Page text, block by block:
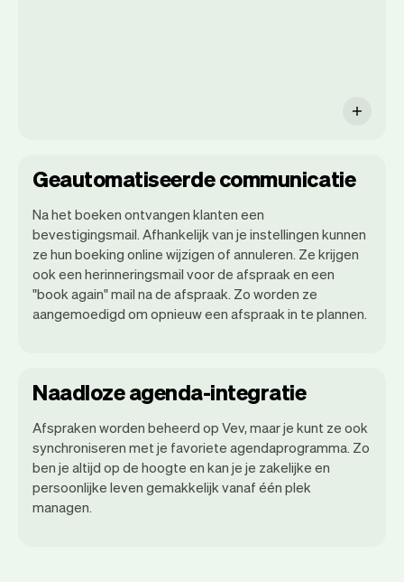
Geautomatiseerde communicatie
Na het boeken ontvangen klanten een
bevestigingsmail. Afhankelijk van je instellingen kunnen
ze hun boeking online wijzigen of annuleren. Ze krijgen
ook een herinneringsmail voor de afspraak en een
"book again" mail na de afspraak. Zo worden ze
aangemoedigd om opnieuw een afspraak in te plannen.
Naadloze agenda-integratie
Afspraken worden beheerd op Vev, maar je kunt ze ook
synchroniseren met je favoriete agendaprogramma. Zo
ben je altijd op de hoogte en kan je je zakelijke en
persoonlijke leven gemakkelijk vanaf één plek
managen.